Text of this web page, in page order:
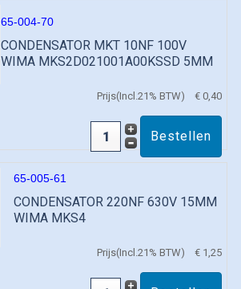
65-004-70
CONDENSATOR MKT 10NF 100V
WIMA MKS2D021001A00KSSD 5MM
Prijs(Incl.21% BTW) € 0,40
65-005-61
CONDENSATOR 220NF 630V 15MM
WIMA MKS4
Prijs(Incl.21% BTW) € 1,25